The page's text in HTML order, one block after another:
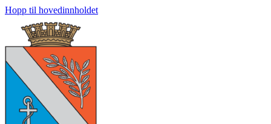
Hopp til hovedinnholdet